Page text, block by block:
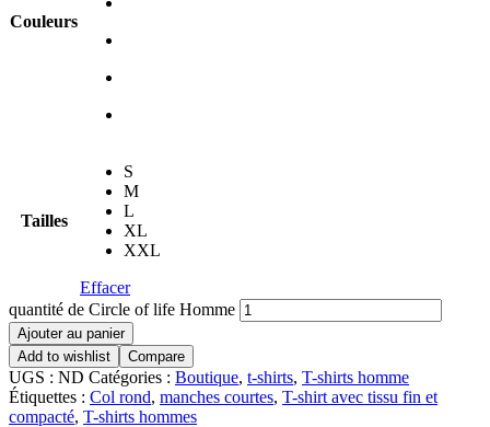
Couleurs
Tailles
S
M
L
XL
XXL
Effacer
quantité de Circle of life Homme
Ajouter au panier
Add to wishlist
Compare
UGS : ND Catégories : Boutique, t-shirts, T-shirts homme
Étiquettes : Col rond, manches courtes, T-shirt avec tissu fin et
compacté, T-shirts hommes